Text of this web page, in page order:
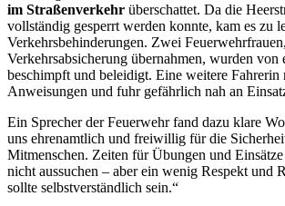
im Straßenverkehr überschattet. Da die
vollständig gesperrt werden konnte, kam es zu
Verkehrsbehinderungen. Zwei
Verkehrsabsicherung übernahmen, wurden von
beschimpft und beleidigt. Eine weitere Fahrerin
Anweisungen und fuhr gefährlich nah an
Ein Sprecher der Feuerwehr fand dazu klare
uns ehrenamtlich und freiwillig für die
Mitmenschen. Zeiten für Übungen und
nicht aussuchen – aber ein wenig Respekt und
sollte selbstverständlich sein.“